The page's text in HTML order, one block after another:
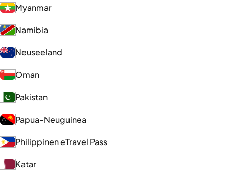
Myanmar
Namibia
Neuseeland
Oman
Pakistan
Papua-Neuguinea
Philippinen eTravel Pass
Katar